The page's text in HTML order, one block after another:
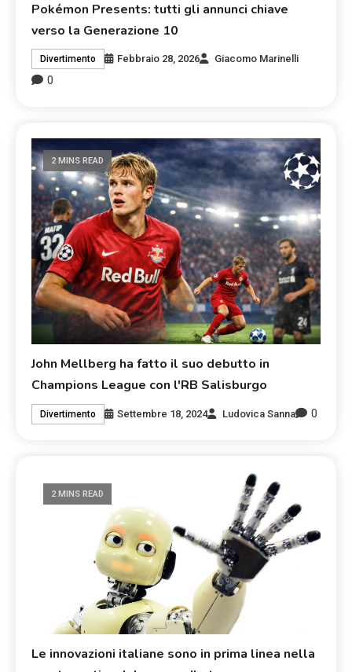
Pokémon Presents: tutti gli annunci chiave
verso la Generazione 10
Divertimento Febbraio 28, 2026 Giacomo Marinelli
0
2 MINS READ
John Mellberg ha fatto il suo debutto in
Champions League con l'RB Salisburgo
Divertimento Settembre 18, 2024 Ludovica Sanna 0
2 MINS READ
Le innovazioni italiane sono in prima linea nella